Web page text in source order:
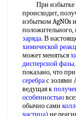
При избытке
происходит,
избытком AgNOs
заряда. В
химической
может меняться
дисперсной фазы
показано, что
серебрас золями
ведущая к
особенностью
обычно сами
частица) не